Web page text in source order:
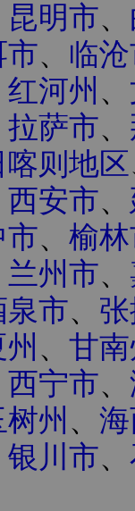
昆明市、
市、 临
红河州 、
拉萨市、
喀则地区
西安市、
市、 榆
兰州市、
泉市、
、 甘
西宁市、
树州 、
银川市、